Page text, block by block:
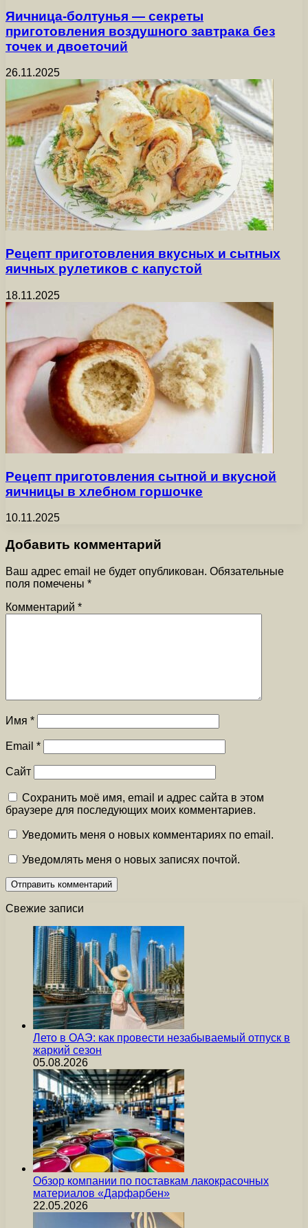
Яичница-болтунья — секреты
приготовления воздушного завтрака без
точек и двоеточий
26.11.2025
Рецепт приготовления вкусных и сытных
яичных рулетиков с капустой
18.11.2025
Рецепт приготовления сытной и вкусной
яичницы в хлебном горшочке
10.11.2025
Добавить комментарий
Ваш адрес email не будет опубликован. Обязательные
поля помечены *
Комментарий *
Имя *
Email *
Сайт
Сохранить моё имя, email и адрес сайта в этом
браузере для последующих моих комментариев.
Уведомить меня о новых комментариях по email.
Уведомлять меня о новых записях почтой.
Свежие записи
Лето в ОАЭ: как провести незабываемый отпуск в
жаркий сезон
05.08.2026
Обзор компании по поставкам лакокрасочных
материалов «Дарфарбен»
22.05.2026